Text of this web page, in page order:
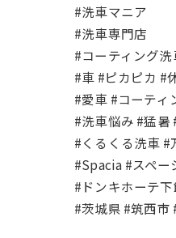
#洗車マニア
#洗車専門店
#コーティング洗
#車 #ピカピカ #
#愛車 #コーティ
#洗車悩み #猛暑
#くるくる洗車 #
#Spacia #スペー
#ドンキホーテ
#茨城県 #筑西市